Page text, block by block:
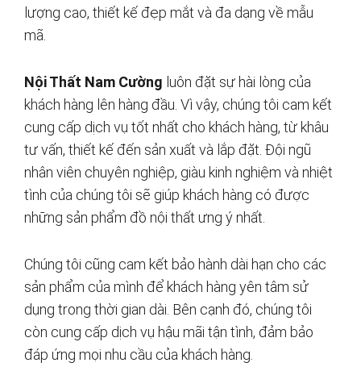
lượng cao, thiết kế đẹp mắt và đa dạng về mẫu
mã.
Nội Thất Nam Cường luôn đặt sự hài lòng của
khách hàng lên hàng đầu. Vì vậy, chúng tôi cam kết
cung cấp dịch vụ tốt nhất cho khách hàng, từ khâu
tư vấn, thiết kế đến sản xuất và lắp đặt. Đội ngũ
nhân viên chuyên nghiệp, giàu kinh nghiệm và nhiệt
tình của chúng tôi sẽ giúp khách hàng có được
những sản phẩm đồ nội thất ưng ý nhất.
Chúng tôi cũng cam kết bảo hành dài hạn cho các
sản phẩm của mình để khách hàng yên tâm sử
dụng trong thời gian dài. Bên cạnh đó, chúng tôi
còn cung cấp dịch vụ hậu mãi tận tình, đảm bảo
đáp ứng mọi nhu cầu của khách hàng.